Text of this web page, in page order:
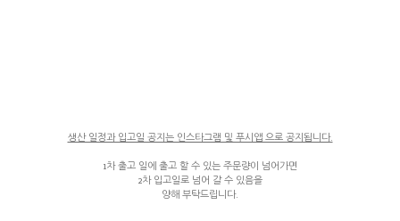
생산 일정과 입고일 공지는 인스타그램 및 푸시앱 으로 공지됩니다.
1차 출고 일에 출고 할 수 있는 주문량이 넘어가면
2차 입고일로 넘어 갈 수 있음을
양해 부탁드립니다.